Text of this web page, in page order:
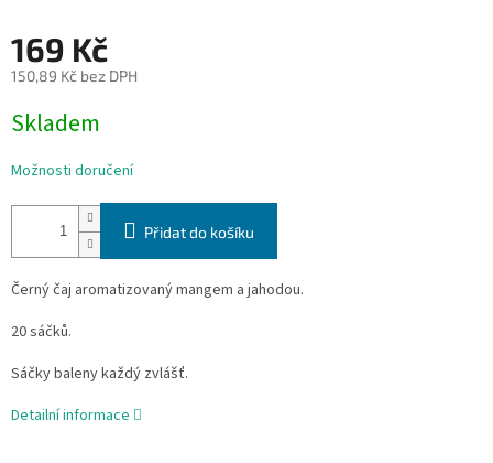
169 Kč
150,89 Kč bez DPH
cena:
Skladem
Možnosti doručení
Přidat do košíku
Černý čaj aromatizovaný mangem a jahodou.
20 sáčků.
Sáčky baleny každý zvlášť.
Detailní informace